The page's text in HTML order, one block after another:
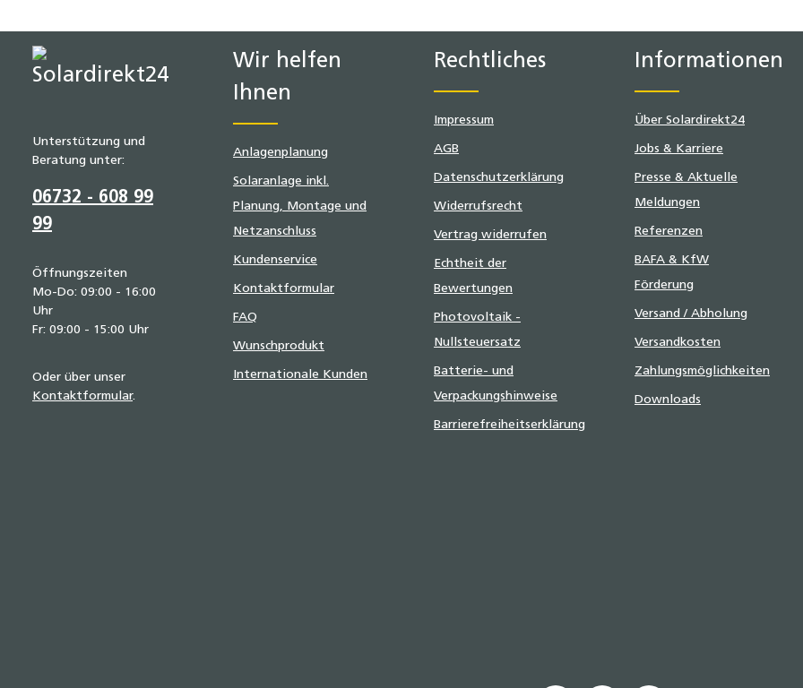
Unterstützung und
Beratung unter:
06732 - 608 99
99
Öffnungszeiten
Mo-Do: 09:00 - 16:00
Uhr
Fr: 09:00 - 15:00 Uhr
Oder über unser
Kontaktformular.
Wir helfen
Ihnen
Anlagenplanung
Solaranlage inkl.
Planung, Montage und
Netzanschluss
Kundenservice
Kontaktformular
FAQ
Wunschprodukt
Internationale Kunden
Rechtliches
Impressum
AGB
Datenschutzerklärung
Widerrufsrecht
Vertrag widerrufen
Echtheit der
Bewertungen
Photovoltaik -
Nullsteuersatz
Batterie- und
Verpackungshinweise
Barrierefreiheitserklärung
Informationen
Über Solardirekt24
Jobs & Karriere
Presse & Aktuelle
Meldungen
Referenzen
BAFA & KfW
Förderung
Versand / Abholung
Versandkosten
Zahlungsmöglichkeiten
Downloads